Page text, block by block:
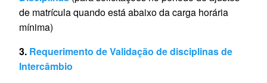
de matrícula quando está abaixo da carga horária
mínima)
3. Requerimento de Validação de disciplinas de
Intercâmbio